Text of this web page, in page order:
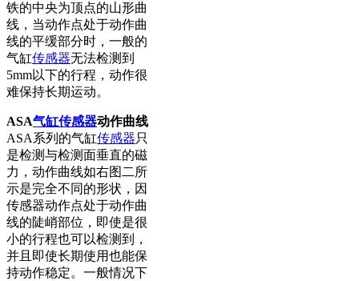
铁的中央为顶点的山形曲
线，当动作点处于动作曲
线的平缓部分时，一般的
气缸传感器无法检测到
5mm以下的行程，动作很
难保持长期运动。
ASA气缸传感器动作曲线
ASA系列的气缸传感器只
是检测与检测面垂直的磁
力，动作曲线如右图二所
示是完全不同的形状，因
传感器动作点处于动作曲
线的陡峭部位，即使是很
小的行程也可以检测到，
并且即使长期使用也能保
持动作稳定。一般情况下